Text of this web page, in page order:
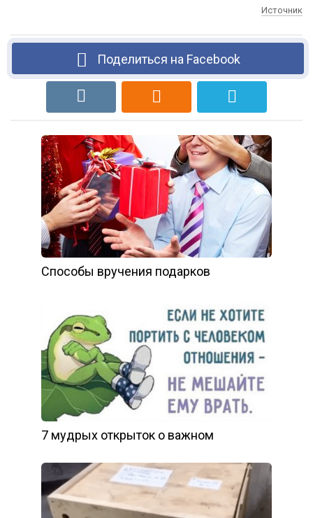
Источник
Поделиться на Facebook
Способы вручения подарков
7 мудрых открыток о важном